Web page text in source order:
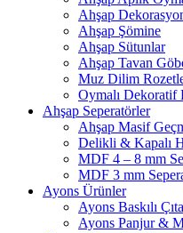
Ahşap
Ahşap Şömine
Ahşap Sütunlar
Ahşap Tavan
Muz Dilim
Oymalı Dekoratif
Ahşap Seperatörler
Ahşap Masif
Delikli & Kapalı
MDF 4 – 8 mm
MDF 3 mm
Ayons Ürünler
Ayons Baskılı
Ayons Panjur &